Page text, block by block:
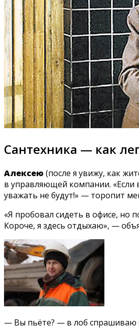
Сантехника — как
Алексею (после я увижу, как
в управляющей компании. «Если
уважать не будут!» — торопит
«Я пробовал сидеть в офисе, но
Короче, я здесь отдыхаю», —
— Вы пьёте? — в лоб спрашиваю